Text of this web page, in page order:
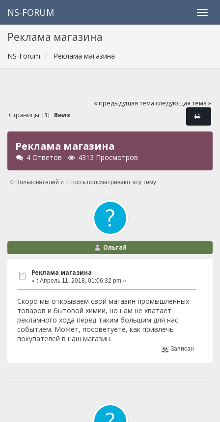
NS-FORUM
Реклама магазина
NS-Forum Реклама магазина
« предыдущая тема следующая тема »
Страницы: [1] Вниз
Реклама магазина
4 Ответов 4313 Просмотров
0 Пользователей и 1 Гость просматривают эту тему.
ОльгаЯ
Реклама магазина
« : Апрель 11, 2018, 01:06:32 pm »
Скоро мы открываем свой магазин промышленных
товаров и бытовой химии, но нам не хватает
рекламного хода перед таким большим для нас
событием. Может, посоветуете, как привлечь
покупателей в наш магазин.
Записан